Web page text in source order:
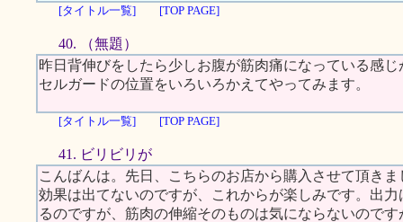
[タイトル一覧]
[TOP PAGE]
40. （無題）
昨日背伸びをしたら少しお腹が筋肉痛になっている感
セルガードの位置をいろいろかえてやってみます。
[タイトル一覧] [TOP PAGE]
41. ビリビリが
こんばんは。先日、こちらのお店から購入させて頂き
効果は出てないのですが、これからが楽しみです。出
るのですが、筋肉の伸縮そのものは気にならないので